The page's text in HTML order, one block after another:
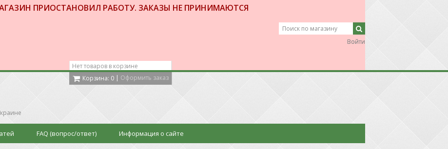
ПРИОСТАНОВИЛ РАБОТУ. ЗАКАЗЫ НЕ ПРИНИМАЮТСЯ
Нет товаров в корзине
Корзина: 0| Оформить заказ
FAQ (вопрос/ответ) Информация о сайте
Войти
Войти